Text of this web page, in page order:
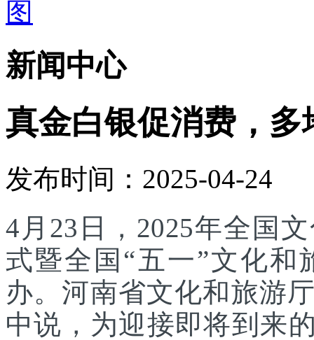
新闻中心
真金白银促消费，
发布时间：2025-04-24
4月23日，2025年全国
式暨全国“五一”文化
办。河南省文化和旅游
中说，为迎接即将到来